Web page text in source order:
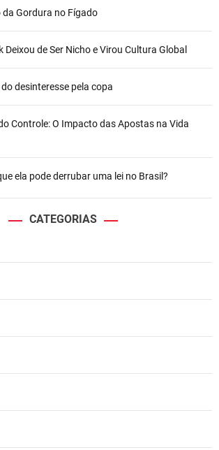
da Gordura no Fígado
Deixou de Ser Nicho e Virou Cultura Global
desinteresse pela copa
Controle: O Impacto das Apostas na Vida
ela pode derrubar uma lei no Brasil?
CATEGORIAS